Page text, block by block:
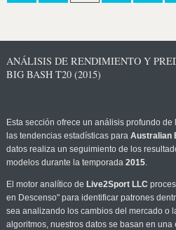
ANÁLISIS DE RENDIMIENTO Y
BIG BASH T20 (2015)
Esta sección ofrece un análisis profundo
las tendencias estadísticas para Australian
datos realiza un seguimiento de los
modelos durante la temporada 2015.
El motor analítico de Live2Sport LLC
en Descenso" para identificar patrones
sea analizando los cambios del mercado o
algoritmos, nuestros datos se basan en